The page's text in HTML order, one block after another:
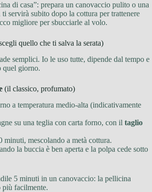
di casa”: prepara un canovaccio pulito o una
servirà subito dopo la cottura per trattenere
migliore per sbucciarle al volo.
quello che ti salva la serata)
semplici. Io le uso tutte, dipende dal tempo e
quel giorno.
(il classico, profumato)
a temperatura medio-alta (indicativamente
su una teglia con carta forno, con il taglio
minuti, mescolando a metà cottura.
la buccia è ben aperta e la polpa cede sotto
5 minuti in un canovaccio: la pellicina
più facilmente.